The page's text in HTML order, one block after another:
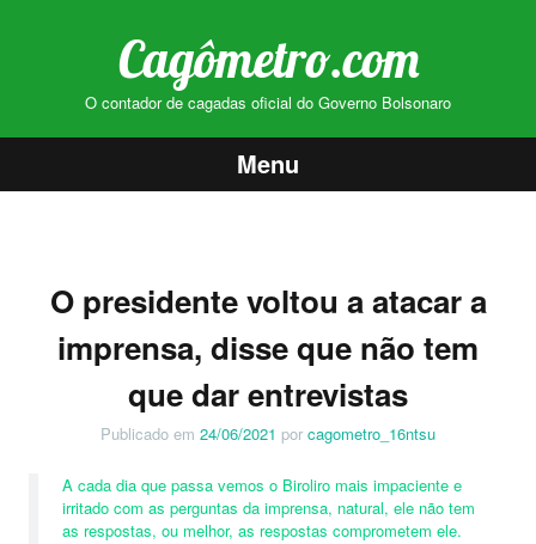
Cagômetro.com
O contador de cagadas oficial do Governo Bolsonaro
Menu
conteúdo
O presidente voltou a atacar a
imprensa, disse que não tem
que dar entrevistas
Publicado em 24/06/2021 por cagometro_16ntsu
A cada dia que passa vemos o Biroliro mais impaciente e
irritado com as perguntas da imprensa, natural, ele não tem
as respostas, ou melhor, as respostas comprometem ele.